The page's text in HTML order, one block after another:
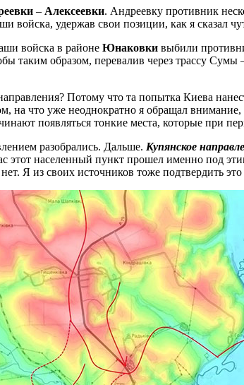
– Алексеевки. Андреевку противник
войска, удержав свои позиции, как я сказал
войска в районе Юнаковки выбили
таким образом, перевалив через трассу
Потому что та попытка Киева
на что уже неоднократно я обращал
появляться тонкие места, которые при
разобрались. Дальше. Купянское
этот населенный пункт прошел именно под
Я из своих источников тоже подтвердить